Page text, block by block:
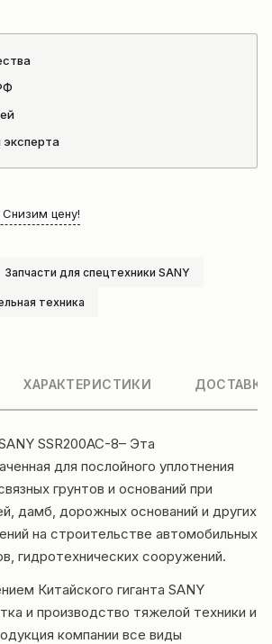
эксперта
цену!
Запчасти для спецтехники SANY
техника
ХАРАКТЕРИСТИКИ
SSR200AC-8– Эта
для послойного уплотнения
грунтов и оснований при
дамб, дорожных оснований и других
на строительстве автомобильных
гидротехнических сооружений.
Китайского гиганта SANY
и производство тяжелой техники и
компании все виды